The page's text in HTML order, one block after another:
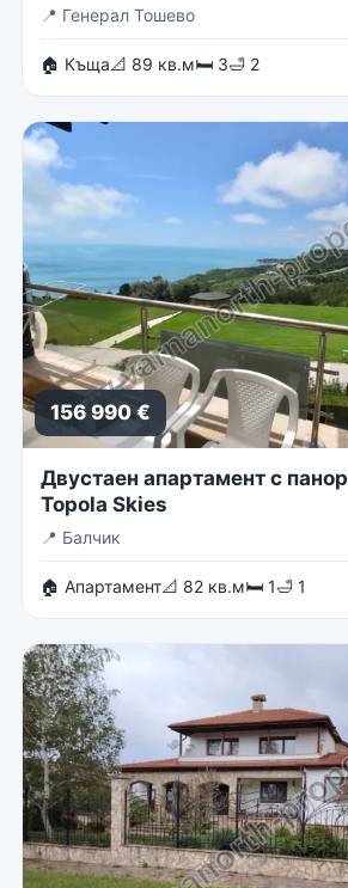
📍 Генерал Тошево
🏠 Къща📐 89 кв.м🛏 3🛁 2
156 990 €
Двустаен апартамент с
Topola Skies
📍 Балчик
🏠 Апартамент📐 82 кв.м🛏 1🛁 1